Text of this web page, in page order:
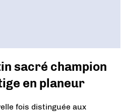
sacré champion
en planeur
fois distinguée aux